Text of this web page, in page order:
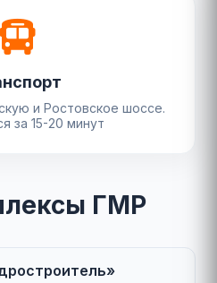
и Ростовское шоссе.
за 15-20 минут
ГМР